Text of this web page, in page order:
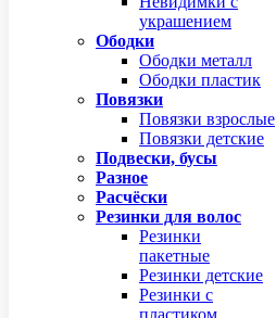
украшением
Ободки
Ободки металл
Ободки пластик
Повязки
Повязки взрослые
Повязки детские
Подвески, бусы
Разное
Расчёски
Резинки для волос
Резинки
пакетные
Резинки детские
Резинки с
пластиком